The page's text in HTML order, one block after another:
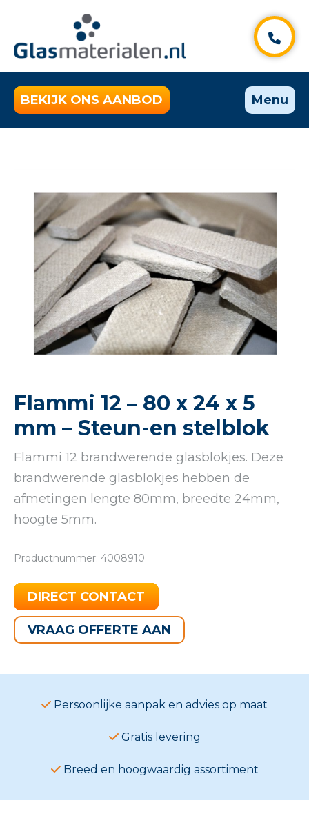
BEKIJK ONS AANBOD Menu
Flammi 12 – 80 x 24 x 5
mm – Steun-en stelblok
Flammi 12 brandwerende glasblokjes. Deze
brandwerende glasblokjes hebben de
afmetingen lengte 80mm, breedte 24mm,
hoogte 5mm.
Productnummer: 4008910
DIRECT CONTACT
VRAAG OFFERTE AAN
Persoonlijke aanpak en advies op maat
Gratis levering
Breed en hoogwaardig assortiment